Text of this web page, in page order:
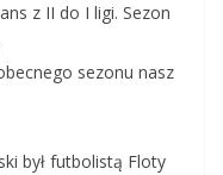
z II do I ligi. Sezon
sezonu nasz
był futbolistą Floty